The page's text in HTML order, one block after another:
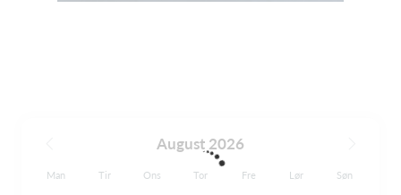
August 2026
Man Tir Ons Tor Fre Lør Søn